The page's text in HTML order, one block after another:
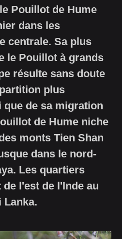
Pouillot de Hume
dans les
centrale. Sa plus
le Pouillot à grands
résulte sans doute
plus
de sa migration
de Hume niche
monts Tien Shan
dans le nord-
Les quartiers
l'est de l'Inde au
Lanka.